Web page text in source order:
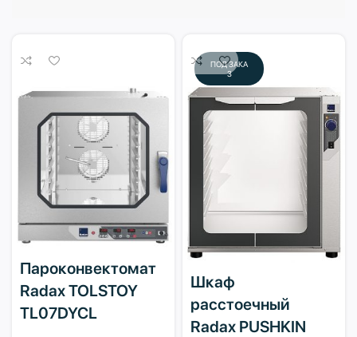
Пароконвектомат
Radax TOLSTOY
TL07DYCL
ПОД ЗАКА
З
Шкаф
расстоечный
Radax PUSHKIN